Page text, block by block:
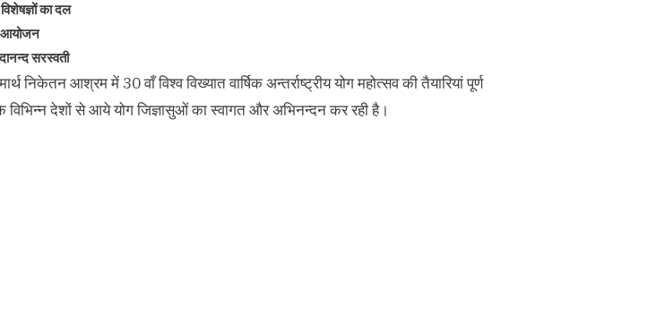
का दल
आयोजन
सरस्वती
आश्रम में 30 वाँ विश्व विख्यात वार्षिक अन्तर्राष्ट्रीय योग महोत्सव की तैयारियां पूर्ण
विभिन्न देशों से आये योग जिज्ञासुओं का स्वागत और अभिनन्दन कर रही है।